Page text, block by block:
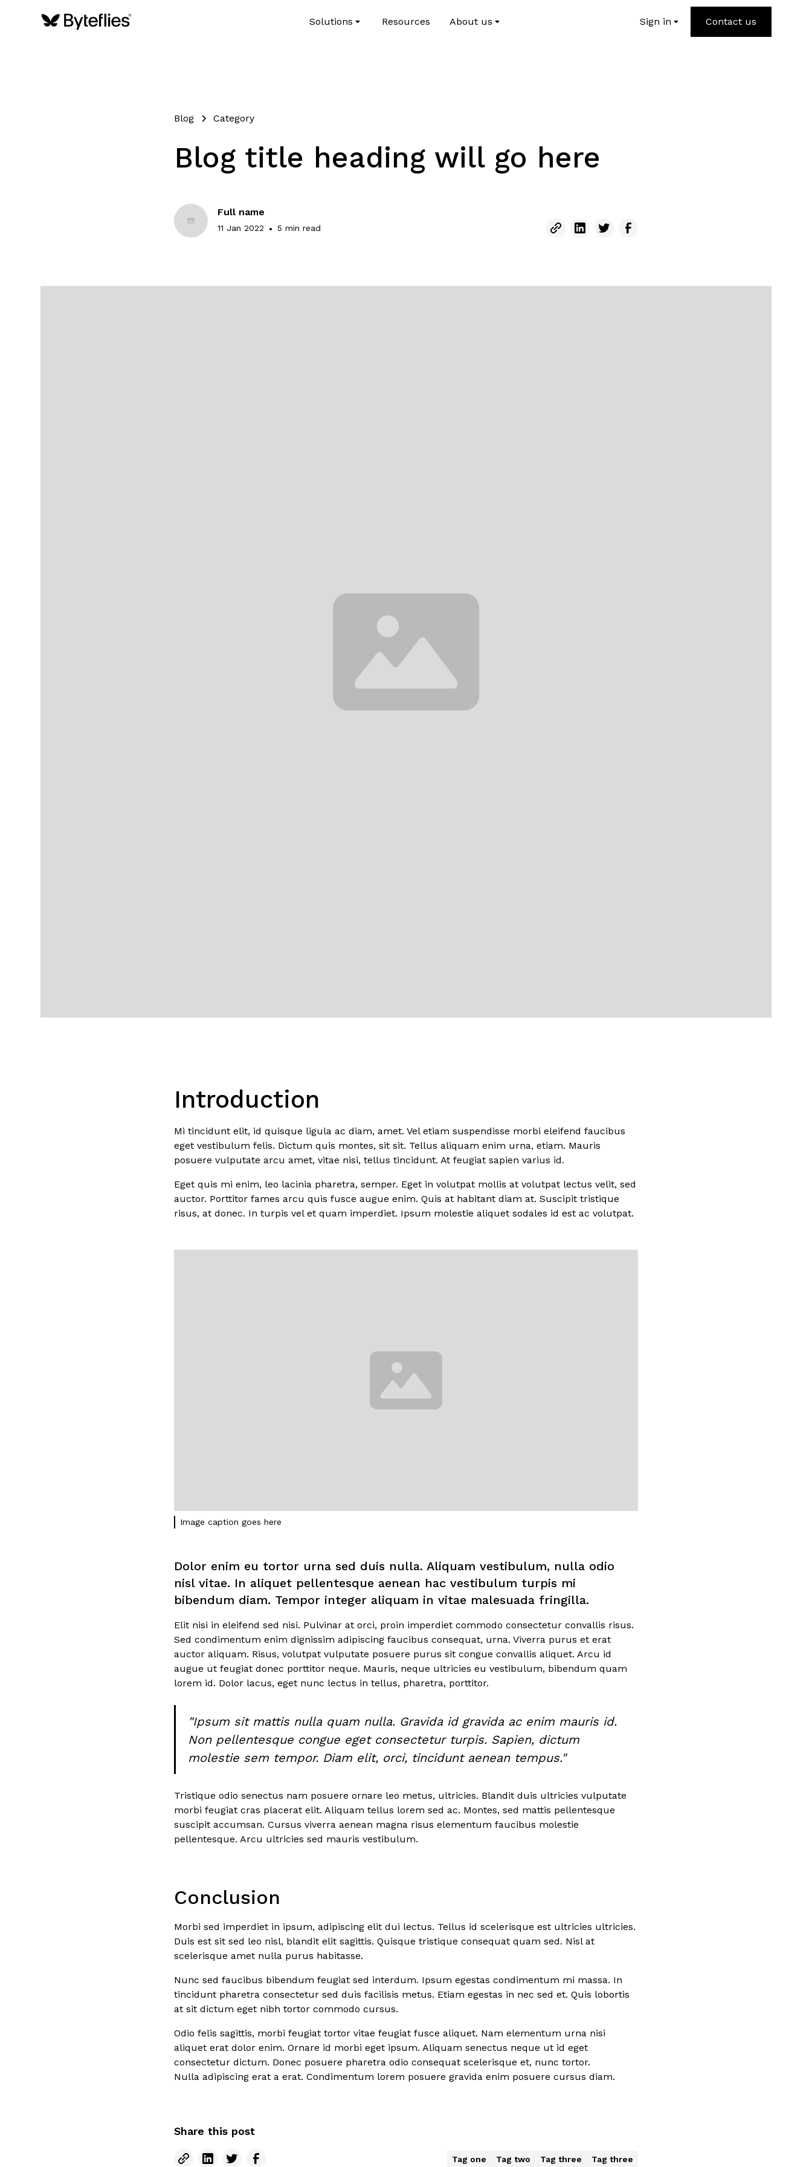
Solutions Resources About us Sign in Contact us
Blog Category
Blog title heading will go here
Full name
11 Jan 2022 • 5 min read
Introduction
Mi tincidunt elit, id quisque ligula ac diam, amet. Vel etiam suspendisse morbi eleifend faucibus
eget vestibulum felis. Dictum quis montes, sit sit. Tellus aliquam enim urna, etiam. Mauris
posuere vulputate arcu amet, vitae nisi, tellus tincidunt. At feugiat sapien varius id.
Eget quis mi enim, leo lacinia pharetra, semper. Eget in volutpat mollis at volutpat lectus velit, sed
auctor. Porttitor fames arcu quis fusce augue enim. Quis at habitant diam at. Suscipit tristique
risus, at donec. In turpis vel et quam imperdiet. Ipsum molestie aliquet sodales id est ac volutpat.
Image caption goes here
Dolor enim eu tortor urna sed duis nulla. Aliquam vestibulum, nulla odio
nisl vitae. In aliquet pellentesque aenean hac vestibulum turpis mi
bibendum diam. Tempor integer aliquam in vitae malesuada fringilla.
Elit nisi in eleifend sed nisi. Pulvinar at orci, proin imperdiet commodo consectetur convallis risus.
Sed condimentum enim dignissim adipiscing faucibus consequat, urna. Viverra purus et erat
auctor aliquam. Risus, volutpat vulputate posuere purus sit congue convallis aliquet. Arcu id
augue ut feugiat donec porttitor neque. Mauris, neque ultricies eu vestibulum, bibendum quam
lorem id. Dolor lacus, eget nunc lectus in tellus, pharetra, porttitor.
"Ipsum sit mattis nulla quam nulla. Gravida id gravida ac enim mauris id.
Non pellentesque congue eget consectetur turpis. Sapien, dictum
molestie sem tempor. Diam elit, orci, tincidunt aenean tempus."
Tristique odio senectus nam posuere ornare leo metus, ultricies. Blandit duis ultricies vulputate
morbi feugiat cras placerat elit. Aliquam tellus lorem sed ac. Montes, sed mattis pellentesque
suscipit accumsan. Cursus viverra aenean magna risus elementum faucibus molestie
pellentesque. Arcu ultricies sed mauris vestibulum.
Conclusion
Morbi sed imperdiet in ipsum, adipiscing elit dui lectus. Tellus id scelerisque est ultricies ultricies.
Duis est sit sed leo nisl, blandit elit sagittis. Quisque tristique consequat quam sed. Nisl at
scelerisque amet nulla purus habitasse.
Nunc sed faucibus bibendum feugiat sed interdum. Ipsum egestas condimentum mi massa. In
tincidunt pharetra consectetur sed duis facilisis metus. Etiam egestas in nec sed et. Quis lobortis
at sit dictum eget nibh tortor commodo cursus.
Odio felis sagittis, morbi feugiat tortor vitae feugiat fusce aliquet. Nam elementum urna nisi
aliquet erat dolor enim. Ornare id morbi eget ipsum. Aliquam senectus neque ut id eget
consectetur dictum. Donec posuere pharetra odio consequat scelerisque et, nunc tortor.
Nulla adipiscing erat a erat. Condimentum lorem posuere gravida enim posuere cursus diam.
Share this post
Tag one Tag two Tag three Tag three